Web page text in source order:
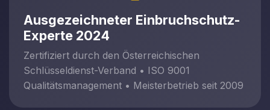
Ausgezeichneter Einbruchschutz-
Experte 2024
Zertifiziert durch den Österreichischen
Schlüsseldienst-Verband • ISO 9001
Qualitätsmanagement • Meisterbetrieb seit 2009